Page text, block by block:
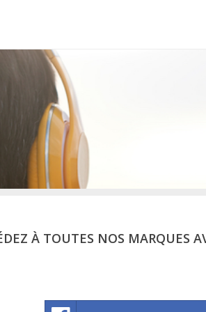
À TOUTES NOS MARQUES